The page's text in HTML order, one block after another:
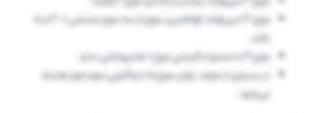
موج ۳ نمی‌تواند کوتاه‌ترین موج از سه موج جنبشی ۱، ۳ و ۵
باشد.
موج ۴ با محدوده قیمتی موج ۱ همپوشانی ندارد.
در بسیاری از موارد، پایان موج ۵ با واگرایی مومنتوم همراه
می‌شود.